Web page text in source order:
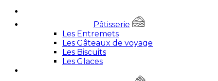
Pâtisserie
Les Entremets
Les Gâteaux de voyage
Les Biscuits
Les Glaces